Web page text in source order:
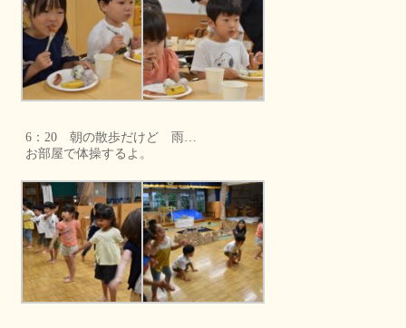
6：20 朝の散歩だけど 雨…
お部屋で体操するよ。